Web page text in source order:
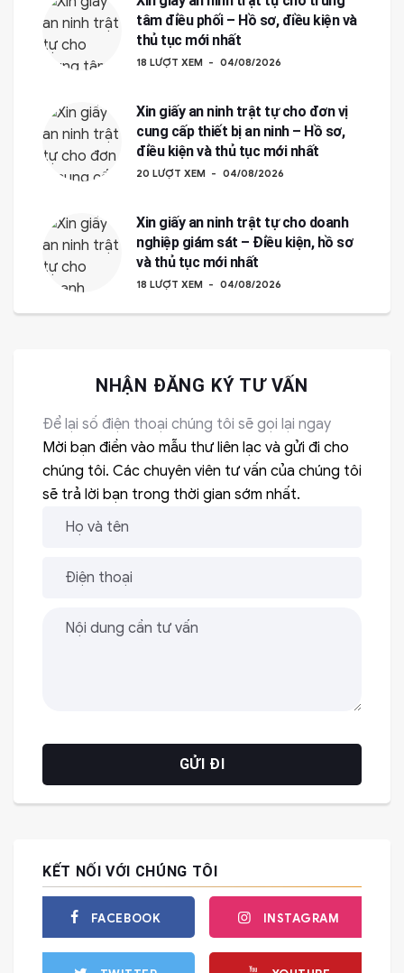
tâm điều phối – Hồ sơ, điều kiện và
thủ tục mới nhất
18 LƯỢT XEM 04/08/2026
Xin giấy an ninh trật tự cho đơn vị
cung cấp thiết bị an ninh – Hồ sơ,
điều kiện và thủ tục mới nhất
20 LƯỢT XEM 04/08/2026
Xin giấy an ninh trật tự cho doanh
nghiệp giám sát – Điều kiện, hồ sơ
và thủ tục mới nhất
18 LƯỢT XEM 04/08/2026
NHẬN ĐĂNG KÝ TƯ VẤN
Để lại số điện thoại chúng tôi sẽ gọi lại ngay
Mời bạn điền vào mẫu thư liên lạc và gửi đi cho
chúng tôi. Các chuyên viên tư vấn của chúng tôi
sẽ trả lời bạn trong thời gian sớm nhất.
KẾT NỐI VỚI CHÚNG TÔI
FACEBOOK INSTAGRAM